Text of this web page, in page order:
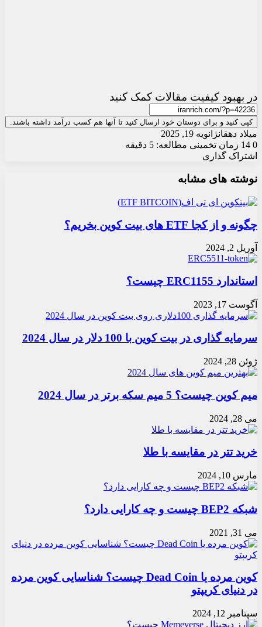
در بهبود کیفیت مقالات کمک کنید
کپی کنید و برای دوستان خود ارسال کنید تا آنها هم کسب درآمد داشته باشند.
میلاد دهقانژانویه 19, 2025
0
زمان تخمینی مطالعه: 5 دقیقه
اشتراک گذاری
بوک
آپ
ایمیل
نوشته های مشابه
چگونه و از کجا ETF های بیت کوین بخریم؟
آوریل 2, 2024
استاندارد ERC1155 چیست؟
آگوست 17, 2023
سرمایه گذاری در بیت کوین با 100 دلار در سال 2024
ژوئن 28, 2024
میم کوین چیست؟ 5 میم سکه برتر در سال 2024
می 28, 2024
خرید تتر در مقایسه با طلا
مارس 10, 2024
شبکه BEP2 چیست و چه کارایی دارد؟
می 31, 2021
کوین مرده یا Dead Coin چیست؟ شناسایی کوین مرده
در دنیای کریپتو
سپتامبر 12, 2024